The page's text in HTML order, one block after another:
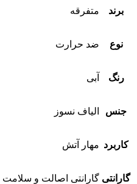
برند متفرقه
نوع ضد حرارت
رنگ آبی
جنس الیاف نسوز
کاربرد مهار آتش
گارانتی گارانتی اصالت و سلامت